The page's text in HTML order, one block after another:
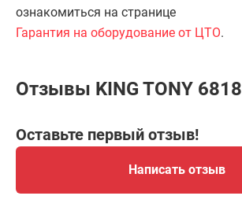
ознакомиться на странице
Гарантия на оборудование от ЦТО.
Отзывы KING TONY 6818
Оставьте первый отзыв!
Написать отзыв